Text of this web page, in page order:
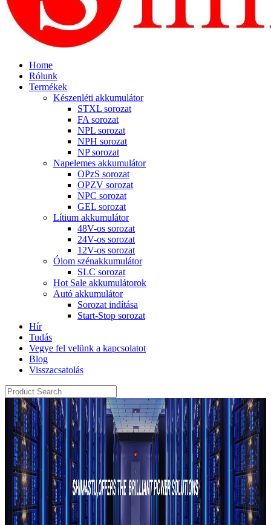
Home
Rólunk
Termékek
Készenléti akkumulátor
STXL sorozat
FA sorozat
NPL sorozat
NPH sorozat
NP sorozat
Napelemes akkumulátor
OPzS sorozat
OPZV sorozat
NPC sorozat
GEL sorozat
Lítium akkumulátor
48V-os sorozat
24V-os sorozat
12V-os sorozat
Ólom szénakkumulátor
SLC sorozat
Hot Sale akkumulátorok
Autó akkumulátor
Sorozat indítása
Start-Stop sorozat
Hír
Tudás
Vegye fel velünk a kapcsolatot
Blog
Visszacsatolás